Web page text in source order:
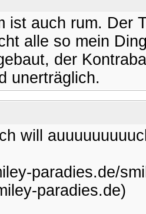
ist auch rum. Der
alle so mein
der
unerträglich.
will
paradies.de/
paradies.de)